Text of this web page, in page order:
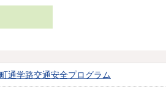
通学路交通安全プログラム